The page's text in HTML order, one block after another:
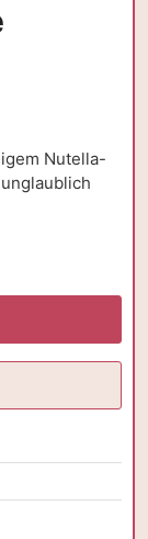
Nutella-